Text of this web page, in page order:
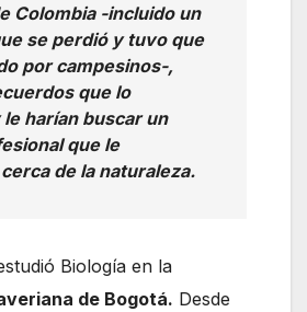
Colombia -incluido un
se perdió y tuvo que
por campesinos-,
que lo
harían buscar un
que le
de la naturaleza.
Biología en la
de Bogotá. Desde